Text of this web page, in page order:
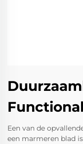
Een van de
een marmeren blad